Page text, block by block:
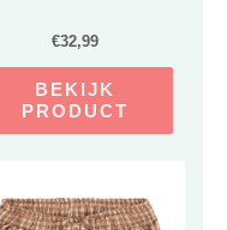
€32,99
BEKIJK
PRODUCT